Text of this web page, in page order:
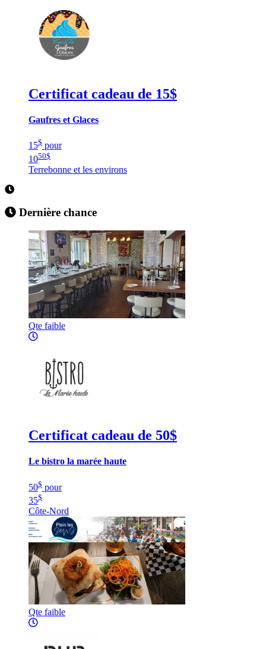
Certificat cadeau de 15$
Gaufres et Glaces
15$ pour
1050$
Terrebonne et les environs
Dernière chance
Qte faible
Certificat cadeau de 50$
Le bistro la marée haute
50$ pour
35$
Côte-Nord
Qte faible